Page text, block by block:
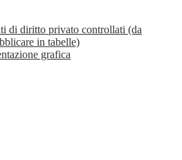
di diritto privato controllati (da
in tabelle)
grafica